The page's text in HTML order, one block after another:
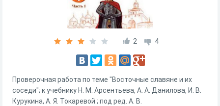
2 4
Проверочная работа по теме "Восточные славяне и их
соседи"; к учебнику Н. М. Арсентьева, А. А. Данилова, И. В.
Курукина, А. Я. Токаревой ; под ред. А. В.